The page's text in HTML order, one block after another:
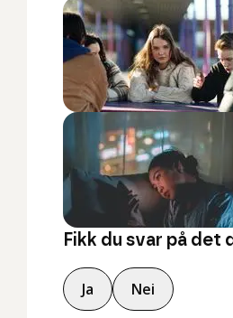
Fikk du svar på det
Ja Nei